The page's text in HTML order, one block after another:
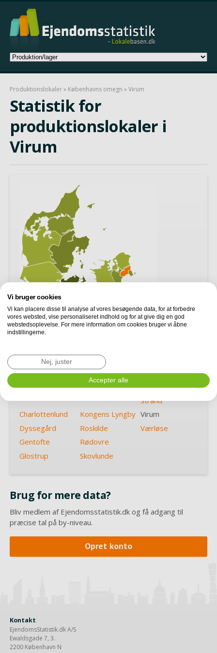
Produktionslokaler» Københavns omegn » Virum
Statistik for
produktionslokaler i
Virum
Bagsværd
Ballerup
Hvidovre
Vallensbæk
Brøndby
Ishøj
Vallensbæk
Strand
Charlottenlund
Kongens Lyngby Virum
Dyssegård
Roskilde
Værløse
Gentofte
Rødovre
Glostrup
Skovlunde
Brug for mere data?
Bliv medlem af Ejendomsstatistik.dk og få adgang til
præcise tal på by-niveau.
Opret konto
Kontakt
EjendomsStatistik.dk A/S
Ewaldsgade 7, 3.
2200 København N
Vi bruger cookies
Vi kan placere disse til analyse af vores besøgende data, for at forbedre
vores websted, vise personaliseret indhold og for at give dig en god
webstedsoplevelse. For mere information om cookies bruger vi åbne
indstillingerne.
Nej, juster
Accepter alle